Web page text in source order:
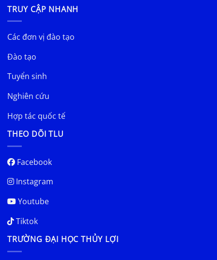
TRUY CẬP NHANH
Các đơn vị đào tạo
Đào tạo
Tuyển sinh
Nghiên cứu
Hợp tác quốc tế
THEO DÕI TLU
Facebook
Instagram
Youtube
Tiktok
TRƯỜNG ĐẠI HỌC THỦY LỢI